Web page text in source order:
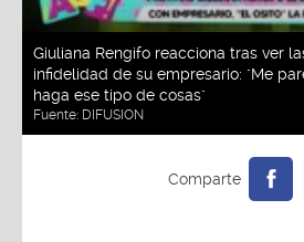
Giuliana Rengifo reacciona tras ver
infidelidad de su empresario: "Me
haga ese tipo de cosas"
Fuente: DIFUSION